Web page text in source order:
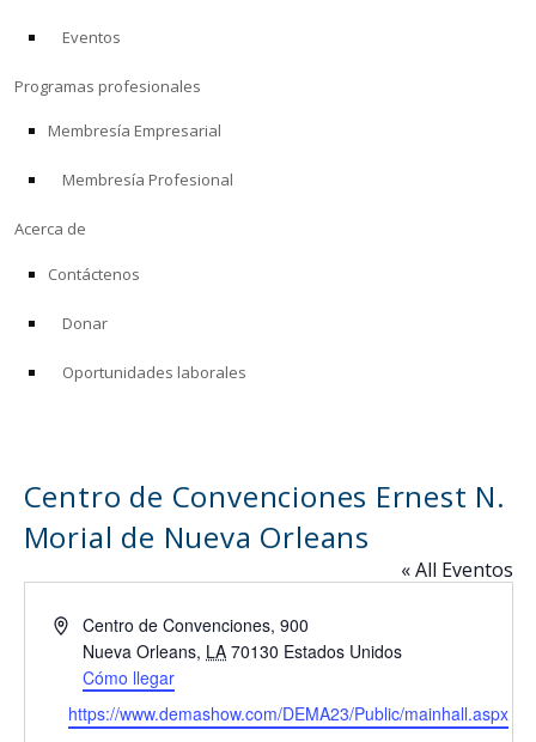
Eventos
Programas profesionales
Membresía Empresarial
Membresía Profesional
Acerca de
Contáctenos
Donar
Oportunidades laborales
Centro de Convenciones Ernest N.
Morial de Nueva Orleans
« All Eventos
AddressCentro de Convenciones, 900
Nueva Orleans, LA 70130 Estados Unidos
Cómo llegar
Website
https://www.demashow.com/DEMA23/Public/mainhall.aspx